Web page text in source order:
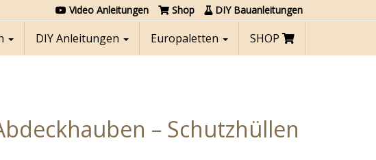
Video Anleitungen Shop DIY Bauanleitungen
DIY Anleitungen Europaletten SHOP
– Schutzhüllen